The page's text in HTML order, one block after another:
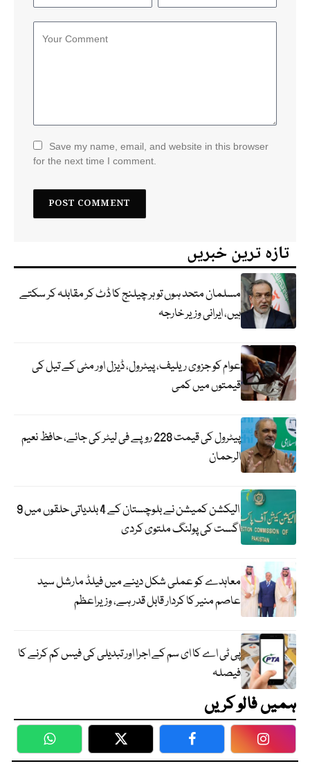
Save my name, email, and website in this browser
for the next time I comment.
تازہ ترین خبریں
مسلمان متحد ہوں تو ہر چیلنج کا ڈٹ کر مقابلہ کر سکتے
ہیں، ایرانی وزیر خارجہ
عوام کو جزوی ریلیف، پیٹرول، ڈیزل اور مٹی کے تیل کی
قیمتوں میں کمی
پیٹرول کی قیمت 228 روپے فی لیٹر کی جائے، حافظ نعیم
الرحمان
الیکشن کمیشن نے بلوچستان کے 4 بلدیاتی حلقوں میں 9
اگست کی پولنگ ملتوی کردی
معاہدے کو عملی شکل دینے میں فیلڈ مارشل سید
عاصم منیر کا کردار قابل قدر ہے، وزیراعظم
پی ٹی اے کا ای سم کے اجرا اور تبدیلی کی فیس کم کرنے کا
فیصلہ
ہمیں فالو کریں
WhatsApp Twitter Facebook